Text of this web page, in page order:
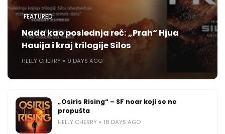
FEATURED
Nada kao poslednja reč: „Prah“ Hjua
Hauija i kraj trilogije Silos
HELLY CHERRY 9 DAYS AGO
„Osiris Rising“ – SF noar koji se ne
propušta
HELLY CHERRY 18 DAYS AGO